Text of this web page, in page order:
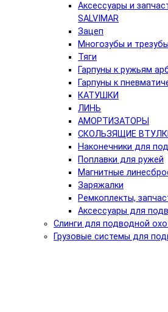
Аксессуары и
SALVIMAR
Зацеп
Многозубы и
Тяги
Гарпуны к ружьям
Гарпуны к
КАТУШКИ
ЛИНЬ
АМОРТИЗАТОРЫ
СКОЛЬЗЯЩИЕ
Наконечники для
Поплавки для ружей
Магнитные
Заряжалки
Ремкоплекты,
Аксессуары для
Слинги для подводной
Грузовые системы для